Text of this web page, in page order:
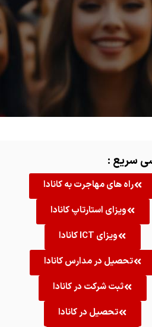
سریع :
راه های مهاجرت به کانادا
ویزای استارتاپ کانادا
ویزای ICT کانادا
تحصیل در مدارس کانادا
ثبت شرکت در کانادا
تحصیل در کانادا